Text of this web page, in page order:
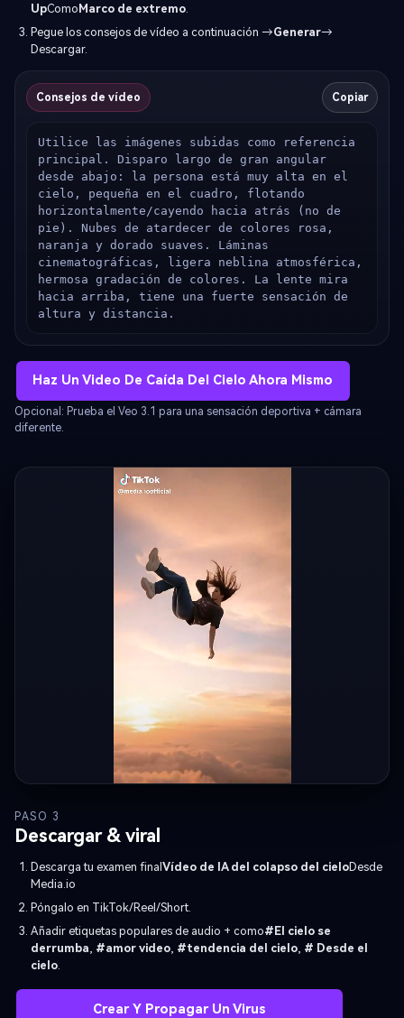
UpComoMarco de extremo
Pegue los consejos de vídeo a continuación →Generar→
Descargar.
Consejos de vídeo Copiar
Utilice las imágenes subidas como referencia
principal. Disparo largo de gran angular
desde abajo: la persona está muy alta en el
cielo, pequeña en el cuadro, flotando
horizontalmente/cayendo hacia atrás (no de
pie). Nubes de atardecer de colores rosa,
naranja y dorado suaves. Láminas
cinematográficas, ligera neblina atmosférica,
hermosa gradación de colores. La lente mira
hacia arriba, tiene una fuerte sensación de
altura y distancia.
Haz Un Video De Caída Del Cielo Ahora Mismo
Opcional: Prueba el Veo 3.1 para una sensación deportiva + cámara
diferente.
PASO 3
Descargar & viral
Descarga tu examen final Vídeo de IA del colapso del cieloDesde
Media.io
Póngalo en TikTok/Reel/Short.
Añadir etiquetas populares de audio + como#El cielo se
derrumba #amor video #tendencia del cielo # Desde el
cielo
Crear Y Propagar Un Virus